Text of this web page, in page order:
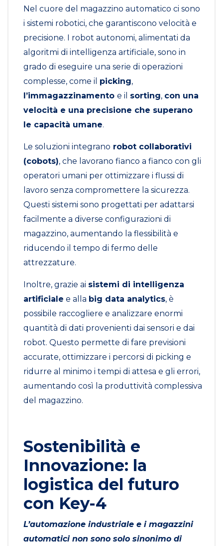
Nel cuore del magazzino automatico ci sono
i sistemi robotici, che garantiscono velocità e
precisione. I robot autonomi, alimentati da
algoritmi di intelligenza artificiale, sono in
grado di eseguire una serie di operazioni
complesse, come il picking,
l’immagazzinamento e il sorting, con una
velocità e una precisione che superano
le capacità umane.
Le soluzioni integrano robot collaborativi
(cobots), che lavorano fianco a fianco con gli
operatori umani per ottimizzare i flussi di
lavoro senza compromettere la sicurezza.
Questi sistemi sono progettati per adattarsi
facilmente a diverse configurazioni di
magazzino, aumentando la flessibilità e
riducendo il tempo di fermo delle
attrezzature.
Inoltre, grazie ai sistemi di intelligenza
artificiale e alla big data analytics, è
possibile raccogliere e analizzare enormi
quantità di dati provenienti dai sensori e dai
robot. Questo permette di fare previsioni
accurate, ottimizzare i percorsi di picking e
ridurre al minimo i tempi di attesa e gli errori,
aumentando così la produttività complessiva
del magazzino.
Sostenibilità e
Innovazione: la
logistica del futuro
con Key-4
L’automazione industriale e i magazzini
automatici non sono solo sinonimo di